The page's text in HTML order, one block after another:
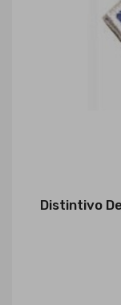
Distintivo